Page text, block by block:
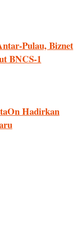
Pulau, Biznet
BNCS-1
Hadirkan